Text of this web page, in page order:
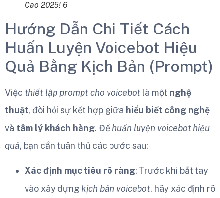
Cao 2025! 6
Hướng Dẫn Chi Tiết Cách
Huấn Luyện Voicebot Hiệu
Quả Bằng Kịch Bản (Prompt)
Việc thiết lập prompt cho voicebot là một nghệ
thuật, đòi hỏi sự kết hợp giữa hiểu biết công nghệ
và tâm lý khách hàng. Để huấn luyện voicebot hiệu
quả, bạn cần tuân thủ các bước sau:
Xác định mục tiêu rõ ràng: Trước khi bắt tay
vào xây dựng kịch bản voicebot, hãy xác định rõ